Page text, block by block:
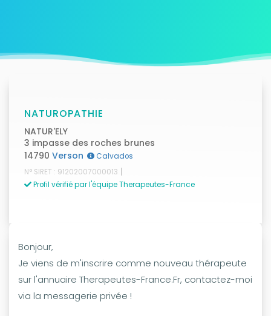
NATUROPATHIE
NATUR'ELY
3 impasse des roches brunes
14790 Verson
Calvados
N° SIRET : 91202007000013 |
Profil vérifié par l'équipe Therapeutes-France
Bonjour,
Je viens de m'inscrire comme nouveau thérapeute
sur l'annuaire Therapeutes-France.Fr, contactez-moi
via la messagerie privée !